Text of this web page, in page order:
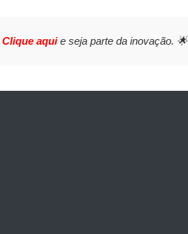
Clique aquie seja parte da inovação. 🌟